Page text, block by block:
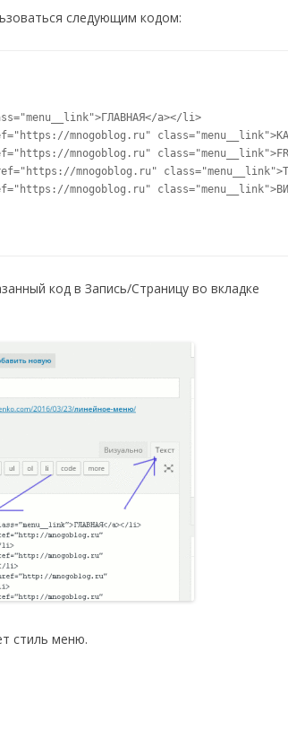
следующим кодом:
код в Запись/Страницу во вкладке
стиль меню.